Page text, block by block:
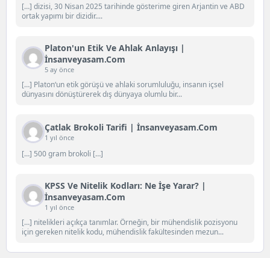
[…] dizisi, 30 Nisan 2025 tarihinde gösterime giren Arjantin ve ABD
ortak yapımı bir dizidir....
Platon'un Etik Ve Ahlak Anlayışı |
İnsanveyasam.com
5 ay önce
[…] Platon‘un etik görüşü ve ahlaki sorumluluğu, insanın içsel
dünyasını dönüştürerek dış dünyaya olumlu bir...
Çatlak Brokoli Tarifi | İnsanveyasam.com
1 yıl önce
[…] 500 gram brokoli […]
KPSS Ve Nitelik Kodları: Ne İşe Yarar? |
İnsanveyasam.com
1 yıl önce
[…] nitelikleri açıkça tanımlar. Örneğin, bir mühendislik pozisyonu
için gereken nitelik kodu, mühendislik fakültesinden mezun...